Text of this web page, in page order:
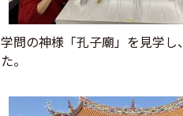
学問の神様「孔子廟」を見学
た。